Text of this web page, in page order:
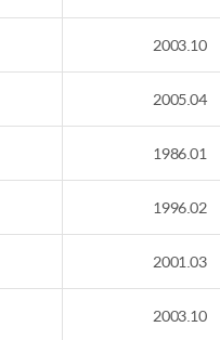
2003.10
2005.04
1986.01
1996.02
2001.03
2003.10